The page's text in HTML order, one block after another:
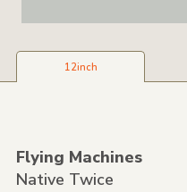
12inch
Flying Machines
Native Twice